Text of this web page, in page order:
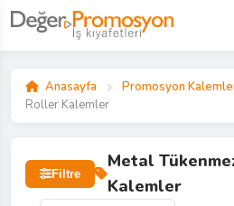
Anasayfa Promosyon
Roller Kalemler
Filtre
Metal
Kalemler